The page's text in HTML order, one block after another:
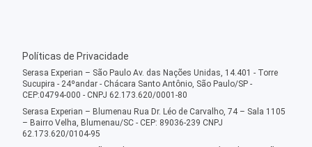
Políticas de Privacidade
Serasa Experian – São Paulo Av. das Nações Unidas, 14.401 - Torre
Sucupira - 24ºandar - Chácara Santo Antônio, São Paulo/SP -
CEP:04794-000 - CNPJ 62.173.620/0001-80
Serasa Experian – Blumenau Rua Dr. Léo de Carvalho, 74 – Sala 1105
– Bairro Velha, Blumenau/SC - CEP: 89036-239 CNPJ
62.173.620/0104-95